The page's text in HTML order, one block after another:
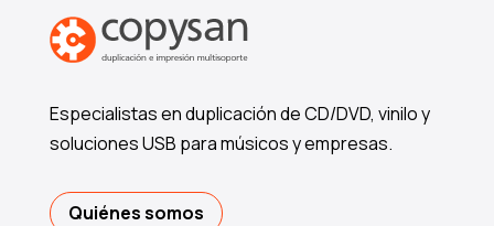
Especialistas en duplicación de CD/DVD, vinilo y
soluciones USB para músicos y empresas.
Quiénes somos